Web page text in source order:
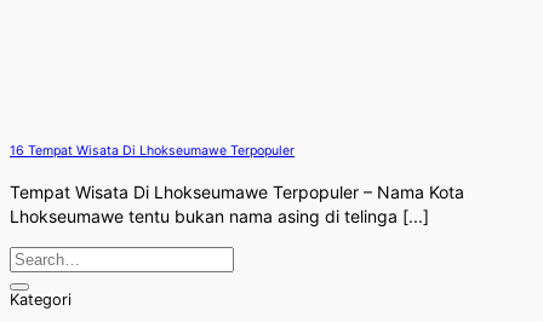
16 Tempat Wisata Di Lhokseumawe Terpopuler
Tempat Wisata Di Lhokseumawe Terpopuler – Nama Kota
Lhokseumawe tentu bukan nama asing di telinga [...]
Kategori